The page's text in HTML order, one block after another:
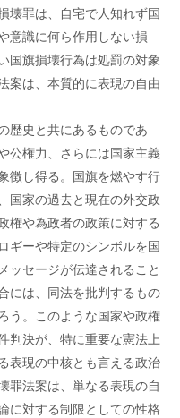
壊罪は、自宅で人知れず国
意識に何ら作用しない損
国旗損壊行為は処罰の対象
案は、本質的に表現の自由
歴史と共にあるものであ
公権力、さらには国家主義
徴し得る。国旗を燃やす行
国家の過去と現在の外交政
権や為政者の政策に対する
ギーや特定のシンボルを国
ッセージが伝達されること
には、同法を批判するもの
う。このような国家や政権
判決が、特に重要な憲法上
表現の中核とも言える政治
罪法案は、単なる表現の自
に対する制限としての性格